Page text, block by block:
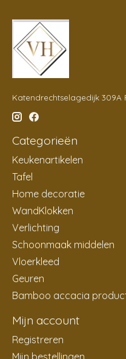
Katendrechtselagedijk 309A
Categorieën
Keukenartikelen
Tafel
Home decoratie
WandKlokken
Verlichting
Schoonmaak middelen
Vloerkleed
Geuren
Bamboo accacia
Mijn account
Registreren
Mijn bestellingen